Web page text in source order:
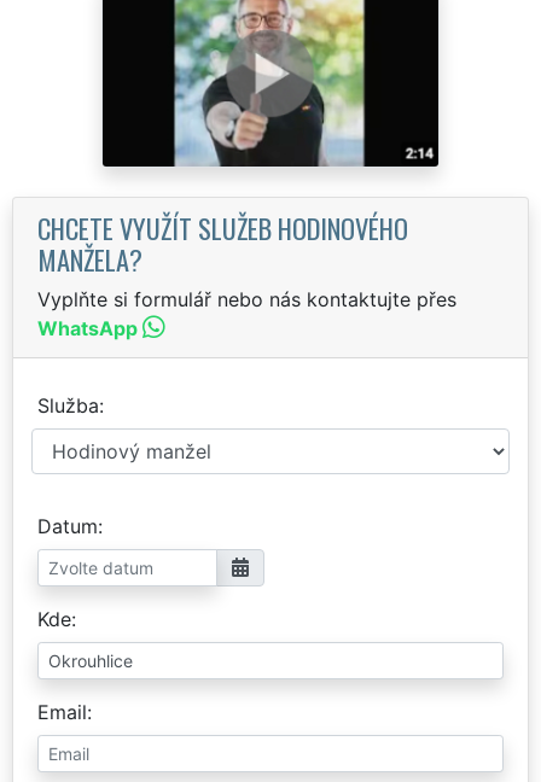
CHCETE VYUŽÍT SLUŽEB HODINOVÉHO
MANŽELA?
Vyplňte si formulář nebo nás kontaktujte přes
WhatsApp
Služba
Datum
Kde
Email